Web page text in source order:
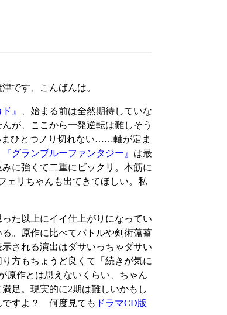
です、こんばんは。
』
、始まる前は全然期待していな
が、ここから一発逆転は難しそう
ひとつノり切れない……軸が定ま
『グランブルーファンタジー』 は最
に強くて二重にビックリ。本筋に
ェリちゃんも出てきてほしい。私
た以上にイイ仕上がりになってい
。原作に比べてバトルや剣術薀蓄
される演出はダサいっちゃダサい
方もちょうど良くて「続きが気に
原作とは思えないくらい、ちゃん
足。現実的に2期は難しいかもし
ですよ？ 何度見ても ドラマCD版